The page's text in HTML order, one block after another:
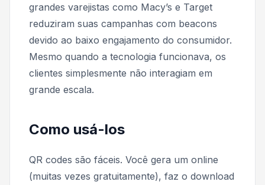
grandes varejistas como Macy’s e Target
reduziram suas campanhas com beacons
devido ao baixo engajamento do consumidor.
Mesmo quando a tecnologia funcionava, os
clientes simplesmente não interagiam em
grande escala.
Como usá-los
QR codes são fáceis. Você gera um online
(muitas vezes gratuitamente), faz o download